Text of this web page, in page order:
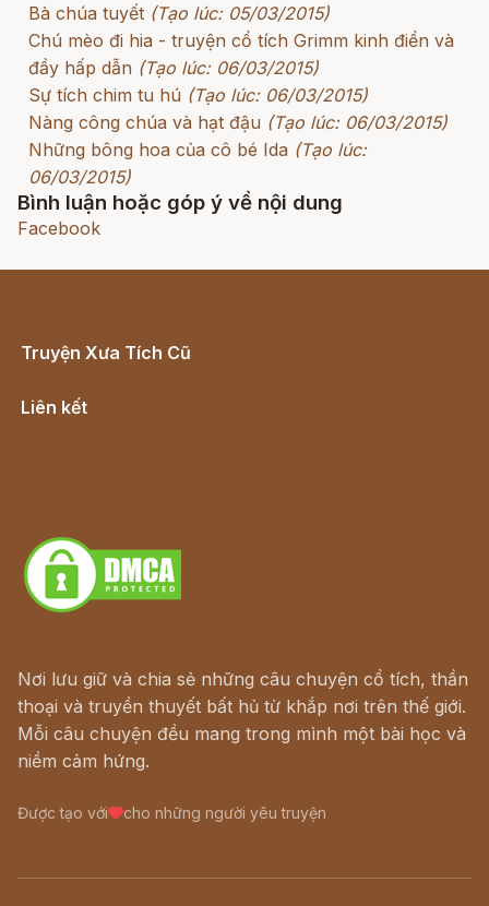
Bà chúa tuyết (Tạo lúc: 05/03/2015)
Chú mèo đi hia - truyện cổ tích Grimm kinh điển và
đầy hấp dẫn (Tạo lúc: 06/03/2015)
Sự tích chim tu hú (Tạo lúc: 06/03/2015)
Nàng công chúa và hạt đậu (Tạo lúc: 06/03/2015)
Những bông hoa của cô bé Ida (Tạo lúc:
06/03/2015)
Bình luận hoặc góp ý về nội dung
Facebook
Truyện Xưa Tích Cũ
Liên kết
Nơi lưu giữ và chia sẻ những câu chuyện cổ tích, thần
thoại và truyền thuyết bất hủ từ khắp nơi trên thế giới.
Mỗi câu chuyện đều mang trong mình một bài học và
niềm cảm hứng.
Được tạo với cho những người yêu truyện